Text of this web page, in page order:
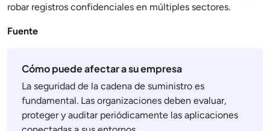
robar registros confidenciales en múltiples sectores.
Fuente
Cómo puede afectar a su empresa
La seguridad de la cadena de suministro es
fundamental. Las organizaciones deben evaluar,
proteger y auditar periódicamente las aplicaciones